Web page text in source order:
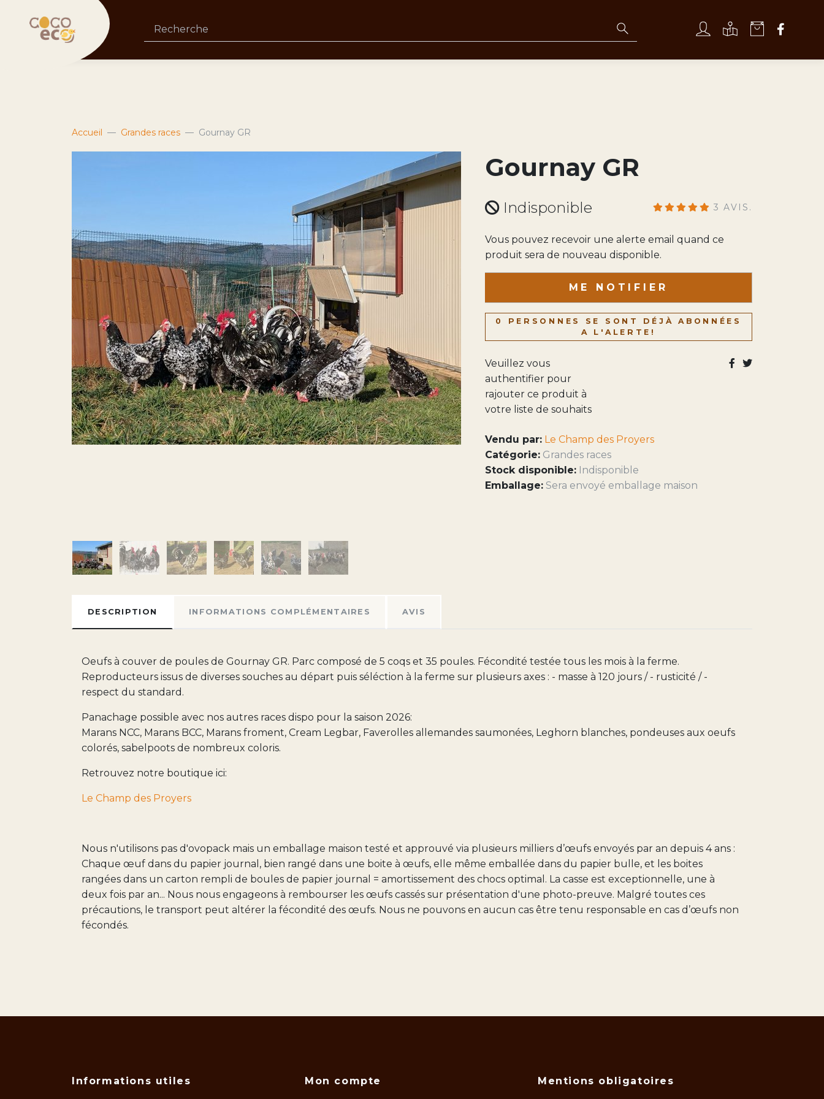
Accueil Grandes races Gournay GR
Gournay GR
Indisponible 3 AVIS.
Vous pouvez recevoir une alerte email quand ce
produit sera de nouveau disponible.
ME NOTIFIER
0 PERSONNES SE SONT DÉJÀ ABONNÉES
A L'ALERTE!
Veuillez vous
authentifier pour
rajouter ce produit à
votre liste de souhaits
Vendu par: Le Champ des Proyers
Catégorie: Grandes races
Stock disponible: Indisponible
Emballage: Sera envoyé emballage maison
DESCRIPTION INFORMATIONS COMPLÉMENTAIRES AVIS
Oeufs à couver de poules de Gournay GR. Parc composé de 5 coqs et 35 poules. Fécondité testée tous les mois à la ferme.
Reproducteurs issus de diverses souches au départ puis séléction à la ferme sur plusieurs axes : - masse à 120 jours / - rusticité / -
respect du standard.
Panachage possible avec nos autres races dispo pour la saison 2026:
Marans NCC, Marans BCC, Marans froment, Cream Legbar, Faverolles allemandes saumonées, Leghorn blanches, pondeuses aux oeufs
colorés, sabelpoots de nombreux coloris.
Retrouvez notre boutique ici:
Le Champ des Proyers
Nous n'utilisons pas d'ovopack mais un emballage maison testé et approuvé via plusieurs milliers d’œufs envoyés par an depuis 4 ans :
Chaque œuf dans du papier journal, bien rangé dans une boite à œufs, elle même emballée dans du papier bulle, et les boites
rangées dans un carton rempli de boules de papier journal = amortissement des chocs optimal. La casse est exceptionnelle, une à
deux fois par an... Nous nous engageons à rembourser les œufs cassés sur présentation d'une photo-preuve. Malgré toutes ces
précautions, le transport peut altérer la fécondité des œufs. Nous ne pouvons en aucun cas être tenu responsable en cas d’œufs non
fécondés.
Informations utiles Mon compte Mentions obligatoires